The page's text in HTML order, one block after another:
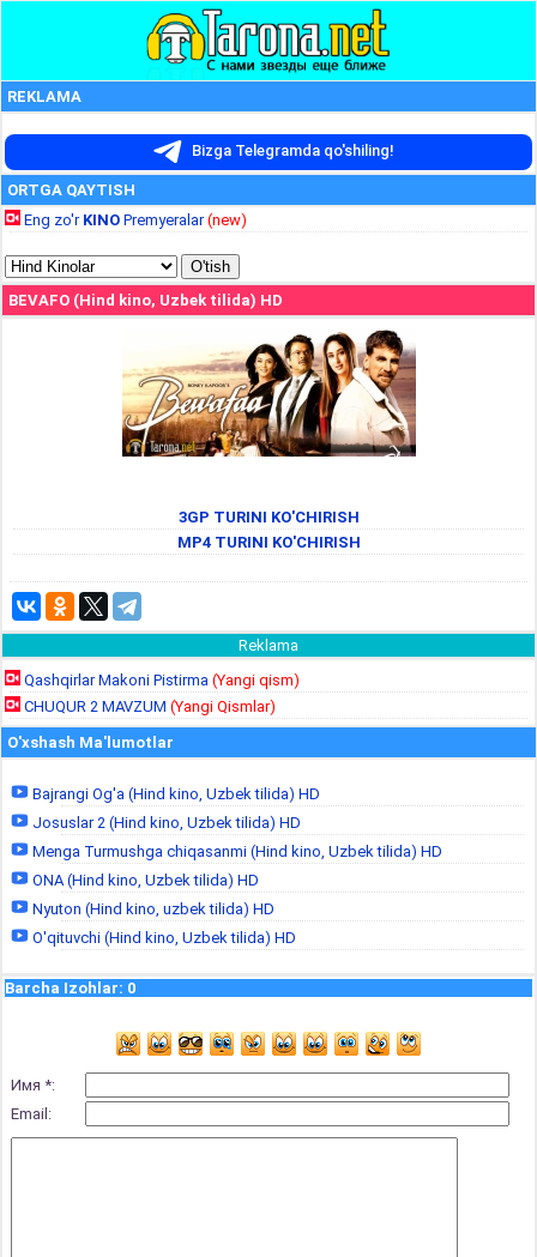
REKLAMA
Bizga Telegramda qo'shiling!
ORTGA QAYTISH
Eng zo'r KINO Premyeralar(new)
BEVAFO (Hind kino, Uzbek tilida) HD
3GP TURINI KO'CHIRISH
MP4 TURINI KO'CHIRISH
Reklama
Qashqirlar Makoni Pistirma (Yangi qism)
CHUQUR 2 MAVZUM (Yangi Qismlar)
O'xshash Ma'lumotlar
Bajrangi Og'a (Hind kino, Uzbek tilida) HD
Josuslar 2 (Hind kino, Uzbek tilida) HD
Menga Turmushga chiqasanmi (Hind kino, Uzbek tilida) HD
ONA (Hind kino, Uzbek tilida) HD
Nyuton (Hind kino, uzbek tilida) HD
O'qituvchi (Hind kino, Uzbek tilida) HD
Barcha Izohlar: 0
Имя *:
Email: